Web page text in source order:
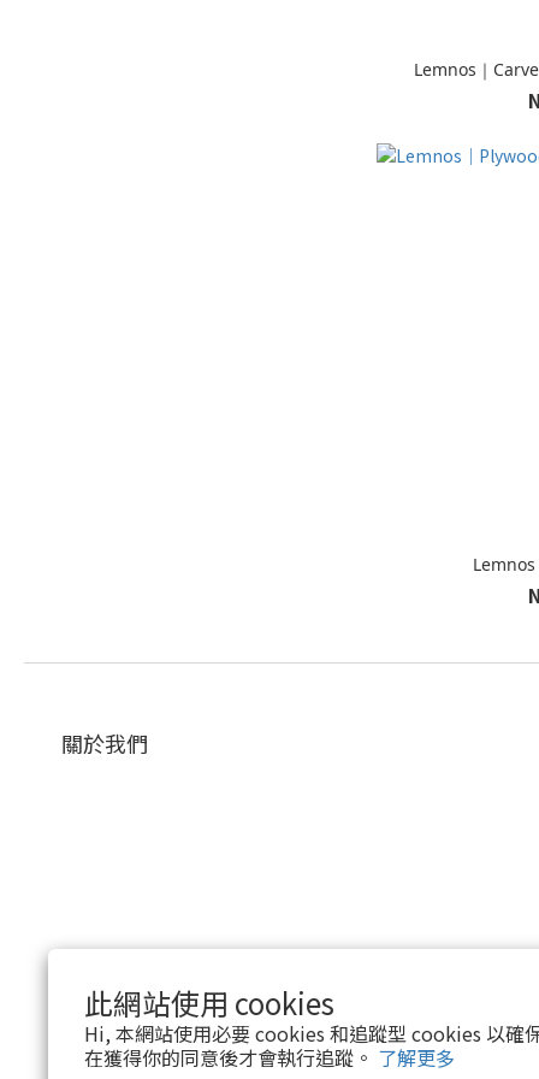
此網站使用 cookies
Hi, 本網站使用必要 cookies 和追蹤型 cookies 以確
在獲得你的同意後才會執行追蹤。 了解更多
Lemnos｜
關於我們